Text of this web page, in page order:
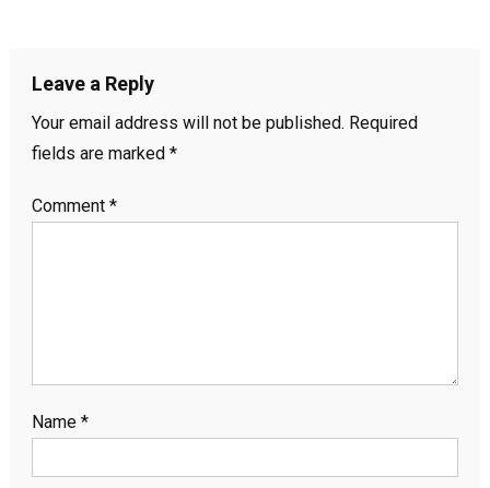
Leave a Reply
Your email address will not be published. Required
fields are marked *
Comment *
Name *